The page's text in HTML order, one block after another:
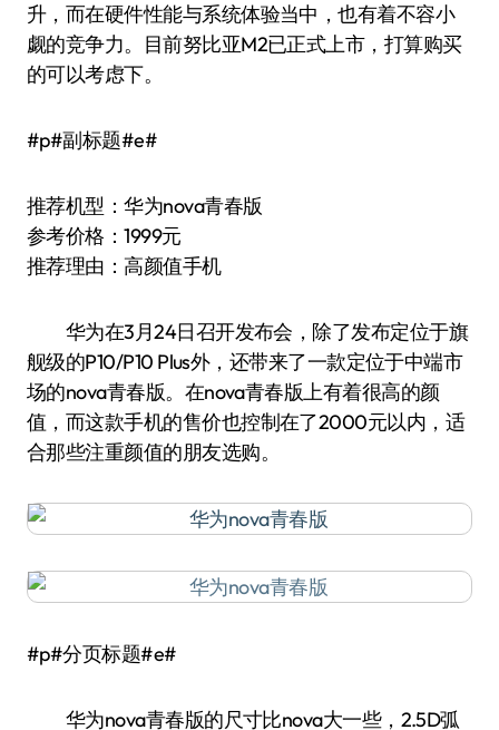
升，而在硬件性能与系统体验当中，也有着不容小
觑的竞争力。目前努比亚M2已正式上市，打算购买
的可以考虑下。
#p#副标题#e#
推荐机型：华为nova青春版
参考价格：1999元
推荐理由：高颜值手机
华为在3月24日召开发布会，除了发布定位于旗
舰级的P10/P10 Plus外，还带来了一款定位于中端市
场的nova青春版。在nova青春版上有着很高的颜
值，而这款手机的售价也控制在了2000元以内，适
合那些注重颜值的朋友选购。
#p#分页标题#e#
华为nova青春版的尺寸比nova大一些，2.5D弧